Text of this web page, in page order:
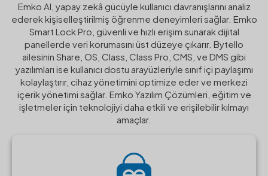
Emko AI, yapay zekâ gücüyle kullanıcı davranışlarını analiz
ederek kişiselleştirilmiş öğrenme deneyimleri sağlar. Emko
Smart Lock Pro, güvenli ve hızlı erişim sunarak dijital
panellerde veri korumasını üst düzeye çıkarır. Bytello
ailesinin Share, OS, Class, Class Pro, CMS, ve DMS gibi
yazılımları ise kullanıcı dostu arayüzleriyle sınıf içi paylaşımı
kolaylaştırır, cihaz yönetimini optimize eder ve merkezi
içerik yönetimi sağlar. Emko Yazılım Çözümleri, eğitim ve
işletmeler için teknolojiyi daha etkili ve erişilebilir kılmayı
amaçlar.